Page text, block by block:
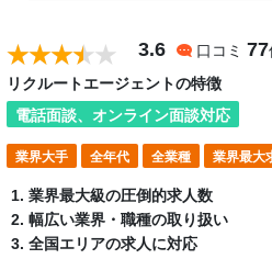
3.6 口コミ 77
リクルートエージェントの特徴
電話面談、オンライン面談対応
業界大手 全年代 全業種 業界最大
業界最大級の圧倒的求人数
幅広い業界・職種の取り扱い
全国エリアの求人に対応